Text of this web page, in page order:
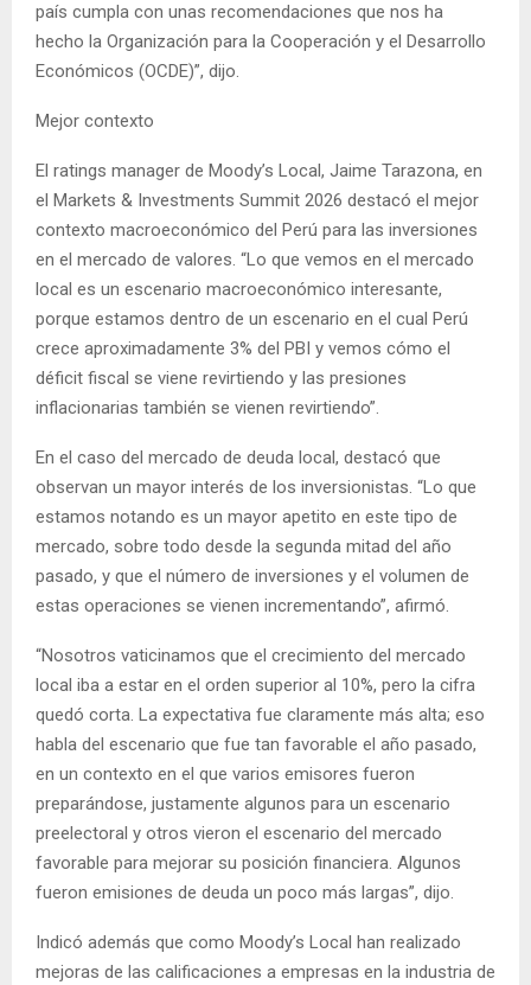
país cumpla con unas recomendaciones que nos ha
hecho la Organización para la Cooperación y el Desarrollo
Económicos (OCDE)”, dijo.
Mejor contexto
El ratings manager de Moody’s Local, Jaime Tarazona, en
el Markets & Investments Summit 2026 destacó el mejor
contexto macroeconómico del Perú para las inversiones
en el mercado de valores. “Lo que vemos en el mercado
local es un escenario macroeconómico interesante,
porque estamos dentro de un escenario en el cual Perú
crece aproximadamente 3% del PBI y vemos cómo el
déficit fiscal se viene revirtiendo y las presiones
inflacionarias también se vienen revirtiendo”.
En el caso del mercado de deuda local, destacó que
observan un mayor interés de los inversionistas. “Lo que
estamos notando es un mayor apetito en este tipo de
mercado, sobre todo desde la segunda mitad del año
pasado, y que el número de inversiones y el volumen de
estas operaciones se vienen incrementando”, afirmó.
“Nosotros vaticinamos que el crecimiento del mercado
local iba a estar en el orden superior al 10%, pero la cifra
quedó corta. La expectativa fue claramente más alta; eso
habla del escenario que fue tan favorable el año pasado,
en un contexto en el que varios emisores fueron
preparándose, justamente algunos para un escenario
preelectoral y otros vieron el escenario del mercado
favorable para mejorar su posición financiera. Algunos
fueron emisiones de deuda un poco más largas”, dijo.
Indicó además que como Moody’s Local han realizado
mejoras de las calificaciones a empresas en la industria de